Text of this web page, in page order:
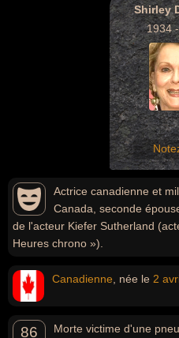
Shirley
1934
Actrice canadienne et
Canada, seconde
de l'acteur Kiefer Sutherland
Heures chrono »).
Canadienne , née le 2
86
Morte victime d'une